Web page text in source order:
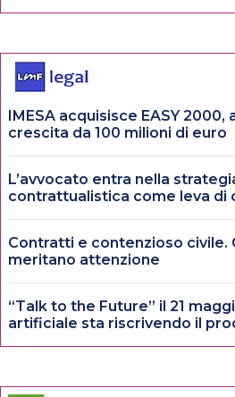
IMESA acquisisce EASY 2000,
crescita da 100 milioni di euro
L’avvocato entra nella
contrattualistica come leva di
Contratti e contenzioso civile.
meritano attenzione
“Talk to the Future” il 21
artificiale sta riscrivendo il